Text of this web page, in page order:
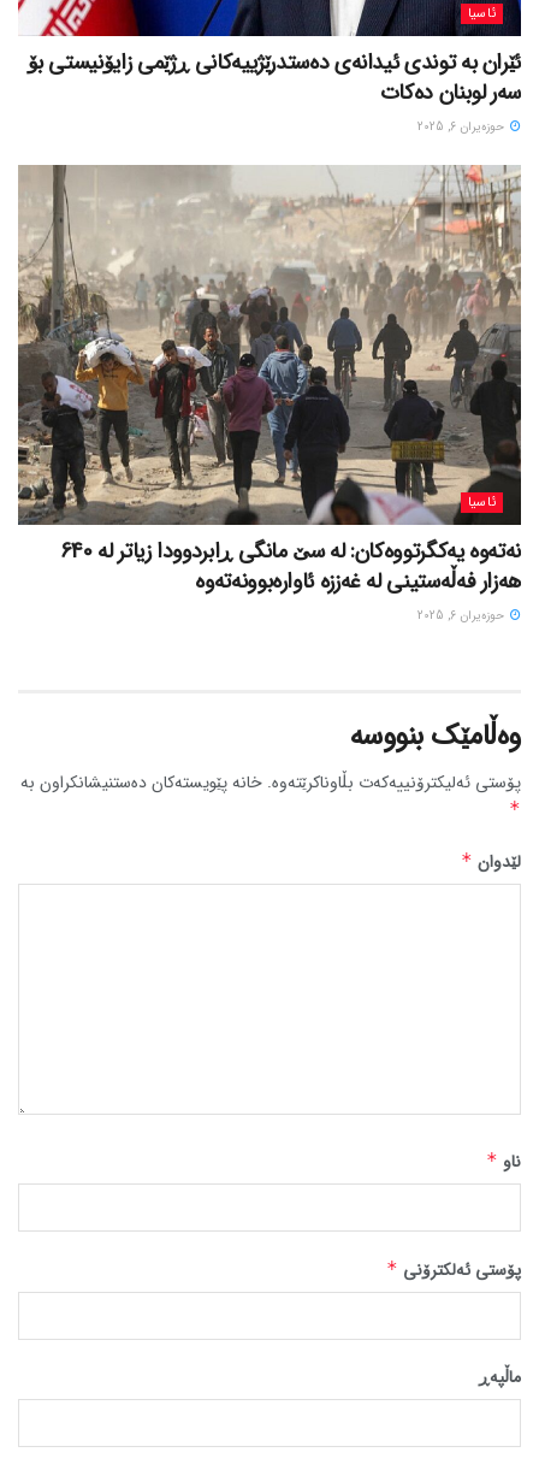
ئاسیا
ئێران بە توندی ئیدانەی دەستدرێژییەکانی ڕژێمی زایۆنیستی بۆ
سەر لوبنان دەکات
حوزه‌یران 6, 2025
ئاسیا
نەتەوە یەکگرتووەکان: لە سێ مانگی ڕابردوودا زیاتر لە 640
هەزار فەڵەستینی لە غەززە ئاوارەبوونەتەوە
حوزه‌یران 6, 2025
وەڵامێک بنووسە
پۆستی ئەلیکترۆنییەکەت بڵاوناکرێتەوە. خانە پێویستەکان دەستنیشانکراون بە
*
لێدوان *
ناو *
پۆستی ئەلکترۆنی *
ماڵپه‌ڕ